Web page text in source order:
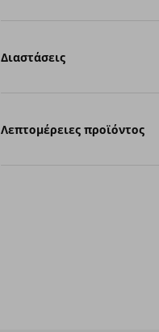
Διαστάσεις
Λεπτομέρειες προϊόντος